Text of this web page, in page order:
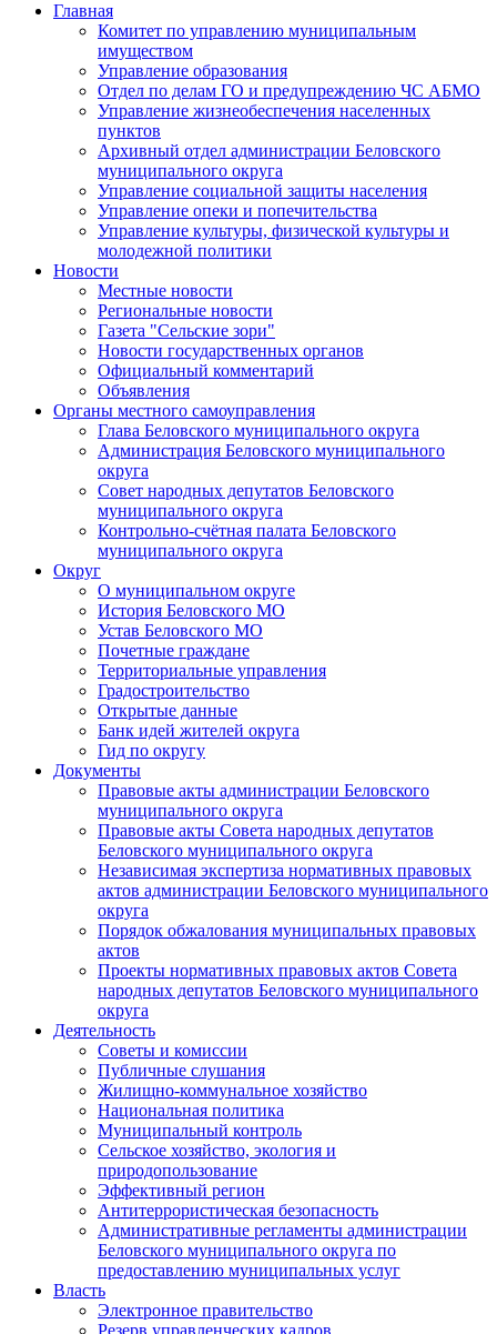
Главная
Комитет по управлению муниципальным
имуществом
Управление образования
Отдел по делам ГО и предупреждению ЧС АБМО
Управление жизнеобеспечения населенных
пунктов
Архивный отдел администрации Беловского
муниципального округа
Управление социальной защиты населения
Управление опеки и попечительства
Управление культуры, физической культуры и
молодежной политики
Новости
Местные новости
Региональные новости
Газета "Сельские зори"
Новости государственных органов
Официальный комментарий
Объявления
Органы местного самоуправления
Глава Беловского муниципального округа
Администрация Беловского муниципального
округа
Совет народных депутатов Беловского
муниципального округа
Контрольно-счётная палата Беловского
муниципального округа
Округ
О муниципальном округе
История Беловского МО
Устав Беловского МО
Почетные граждане
Территориальные управления
Градостроительство
Открытые данные
Банк идей жителей округа
Гид по округу
Документы
Правовые акты администрации Беловского
муниципального округа
Правовые акты Совета народных депутатов
Беловского муниципального округа
Независимая экспертиза нормативных правовых
актов администрации Беловского муниципального
округа
Порядок обжалования муниципальных правовых
актов
Проекты нормативных правовых актов Совета
народных депутатов Беловского муниципального
округа
Деятельность
Советы и комиссии
Публичные слушания
Жилищно-коммунальное хозяйство
Национальная политика
Муниципальный контроль
Сельское хозяйство, экология и
природопользование
Эффективный регион
Антитеррористическая безопасность
Административные регламенты администрации
Беловского муниципального округа по
предоставлению муниципальных услуг
Власть
Электронное правительство
Резерв управленческих кадров